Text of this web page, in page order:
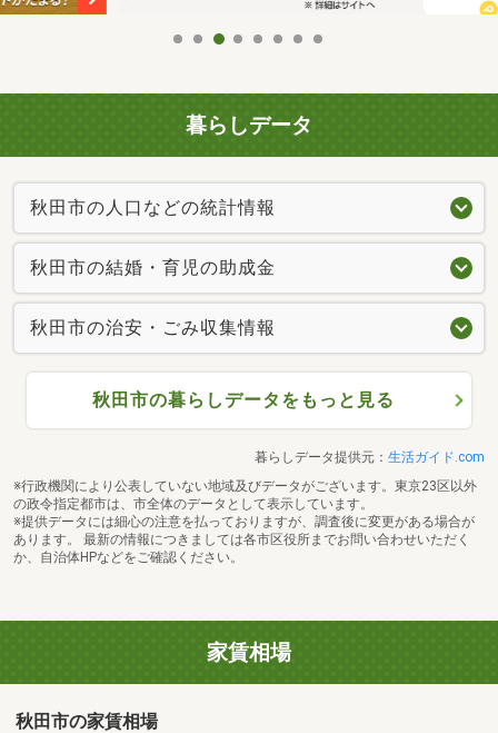
暮らしデータ
秋田市の人口などの統計情報
秋田市の結婚・育児の助成金
秋田市の治安・ごみ収集情報
秋田市の暮らしデータをもっと見る
暮らしデータ提供元： 生活ガイド.com
※行政機関により公表していない地域及びデータがございます。東京23区以外
の政令指定都市は、市全体のデータとして表示しています。
※提供データには細心の注意を払っておりますが、調査後に変更がある場合が
あります。 最新の情報につきましては各市区役所までお問い合わせいただく
か、自治体HPなどをご確認ください。
家賃相場
秋田市の家賃相場